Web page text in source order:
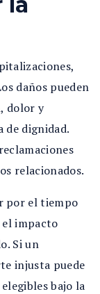
daños pueden
dolor y
de dignidad.
relacionados.
por el tiempo
impacto
Si un
injusta puede
bajo la